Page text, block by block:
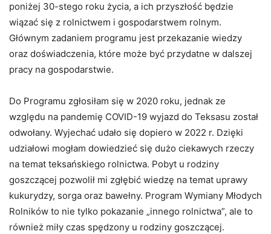
poniżej 30-stego roku życia, a ich przyszłość będzie
wiązać się z rolnictwem i gospodarstwem rolnym.
Głównym zadaniem programu jest przekazanie wiedzy
oraz doświadczenia, które może być przydatne w dalszej
pracy na gospodarstwie.
Do Programu zgłosiłam się w 2020 roku, jednak ze
względu na pandemię COVID-19 wyjazd do Teksasu został
odwołany. Wyjechać udało się dopiero w 2022 r. Dzięki
udziałowi mogłam dowiedzieć się dużo ciekawych rzeczy
na temat teksańskiego rolnictwa. Pobyt u rodziny
goszczącej pozwolił mi zgłębić wiedzę na temat uprawy
kukurydzy, sorga oraz bawełny. Program Wymiany Młodych
Rolników to nie tylko pokazanie „innego rolnictwa”, ale to
również miły czas spędzony u rodziny goszczącej.